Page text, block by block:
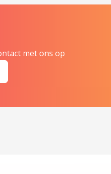
met ons op